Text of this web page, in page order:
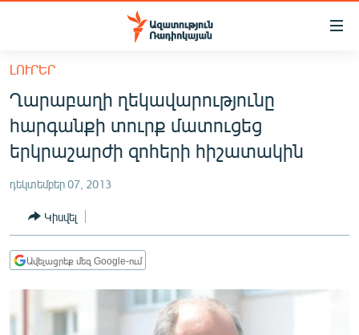
Մատչելիության
հիմնական
բովանդակությանը
Անցնել
հիմնական
մենյուին
ՀԱՅԱՍՏԱՆ
ՔԱՂԱՔԱԿԱՆ
ՀԱՍԱՐԱԿՈՒԹՅՈՒՆ
ՏՆՏԵՍՈՒԹՅՈՒՆ
ՂԱՐԱԲԱՂ
ՊԱՏԵՐԱԶՄԻ 6 ՇԱԲԱԹՆԵՐԸ
ԼՈՒՐԵՐ
Ղարաբաղի ղեկավարությունը
հարգանքի տուրք մատուցեց
երկրաշարժի զոհերի հիշատակին
դեկտեմբեր 07, 2013
Կիսվել
Ավելացրեք մեզ Google-ում